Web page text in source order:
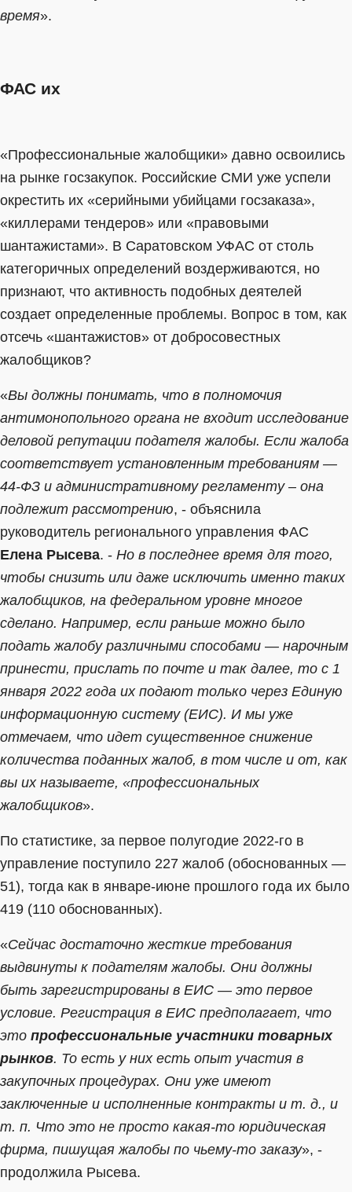
время».
ФАС их
«Профессиональные жалобщики» давно освоились
на рынке госзакупок. Российские СМИ уже успели
окрестить их «серийными убийцами госзаказа»,
«киллерами тендеров» или «правовыми
шантажистами». В Саратовском УФАС от столь
категоричных определений воздерживаются, но
признают, что активность подобных деятелей
создает определенные проблемы. Вопрос в том, как
отсечь «шантажистов» от добросовестных
жалобщиков?
«Вы должны понимать, что в полномочия
антимонопольного органа не входит исследование
деловой репутации подателя жалобы. Если жалоба
соответствует установленным требованиям —
44-ФЗ и административному регламенту – она
подлежит рассмотрению, - объяснила
руководитель регионального управления ФАС
Елена Рысева. - Но в последнее время для того,
чтобы снизить или даже исключить именно таких
жалобщиков, на федеральном уровне многое
сделано. Например, если раньше можно было
подать жалобу различными способами — нарочным
принести, прислать по почте и так далее, то с 1
января 2022 года их подают только через Единую
информационную систему (ЕИС). И мы уже
отмечаем, что идет существенное снижение
количества поданных жалоб, в том числе и от, как
вы их называете, «профессиональных
жалобщиков».
По статистике, за первое полугодие 2022-го в
управление поступило 227 жалоб (обоснованных —
51), тогда как в январе-июне прошлого года их было
419 (110 обоснованных).
«Сейчас достаточно жесткие требования
выдвинуты к подателям жалобы. Они должны
быть зарегистрированы в ЕИС — это первое
условие. Регистрация в ЕИС предполагает, что
это профессиональные участники товарных
рынков. То есть у них есть опыт участия в
закупочных процедурах. Они уже имеют
заключенные и исполненные контракты и т. д., и
т. п. Что это не просто какая-то юридическая
фирма, пишущая жалобы по чьему-то заказу», -
продолжила Рысева.